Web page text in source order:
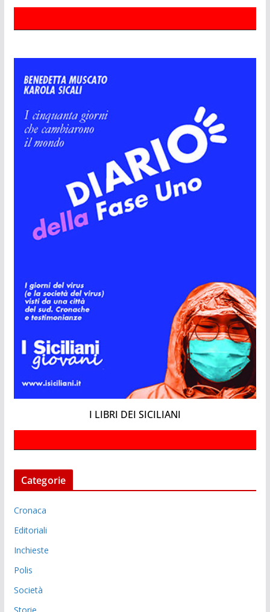
I LIBRI DEI SICILIANI
Categorie
Cronaca
Editoriali
Inchieste
Polis
Società